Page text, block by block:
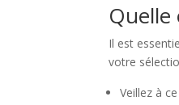
Il est
votre
Veillez à